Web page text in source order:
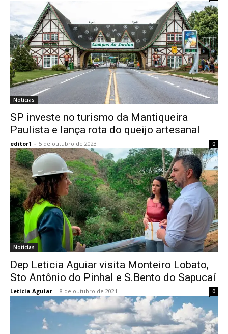
Notícias
SP investe no turismo da Mantiqueira
Paulista e lança rota do queijo artesanal
editor1 - 5 de outubro de 2023 0
Notícias
Dep Leticia Aguiar visita Monteiro Lobato,
Sto Antônio do Pinhal e S.Bento do Sapucaí
Leticia Aguiar - 8 de outubro de 2021 0